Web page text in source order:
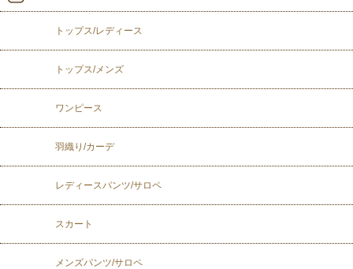
トップス/レディース
トップス/メンズ
ワンピース
羽織り/カーデ
レディースパンツ/サロペ
スカート
メンズパンツ/サロペ